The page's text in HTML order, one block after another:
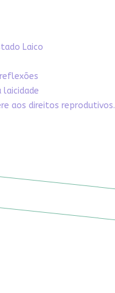
Laico
laicidade
aos direitos reprodutivos.